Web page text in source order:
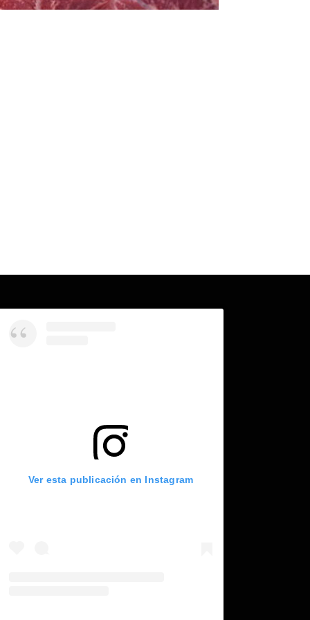
Ver esta publicación en Instagram